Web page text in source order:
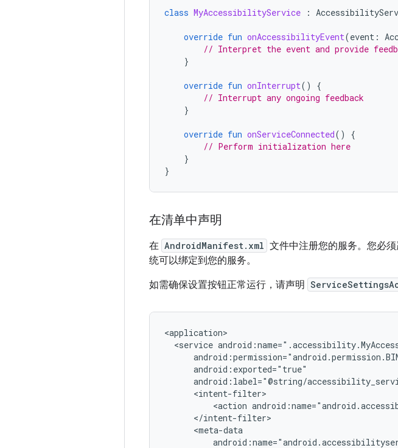
class MyAccessibilityService :
override fun onAccessibilityEvent(event :
// Interpret the event and provide
}
override fun onInterrupt()
{
// Interrupt any ongoing feedback
}
override fun onServiceConnected()
{
// Perform initialization here
}
}
在清单中声明
在 AndroidManifest.xml 文件中注册您的服务。您必
统可以绑定到您的服务。
如需确保设置按钮正常运行，请声明
<service
<action